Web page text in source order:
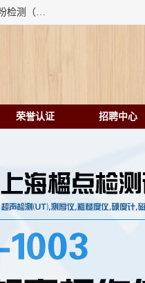
上海楹点检测设备有限公司提供的无损检测仪器设备包括：超声检测（UT）；射线检测（RT）；渗透检测（PT）；磁粉检测（MT）；涡流检测（ET）；化学用品（CH）、超声波相控阵、超声波测厚仪、超声导波、超声TOFD探伤仪、超声波探头、涡流探伤仪、涡流探头、涡流阵列、磁粉探伤机。代理以下品牌：汕超、美国GE(德国KK）、奥林巴斯（Olympus NDT）、美国磁通（Magnaflux）、DAKOTA等；
荣誉认证 招聘中心